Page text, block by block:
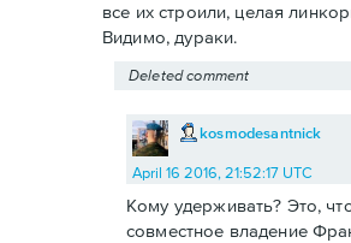
все их строили, целая
Видимо, дураки.
Deleted comment
kosmodesantnick
April 16 2016, 21:52:17 UTC
Кому удерживать? Это,
совместное владение